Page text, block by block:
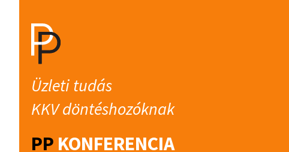
Üzleti tudás
KKV döntéshozóknak
PP KONFERENCIA